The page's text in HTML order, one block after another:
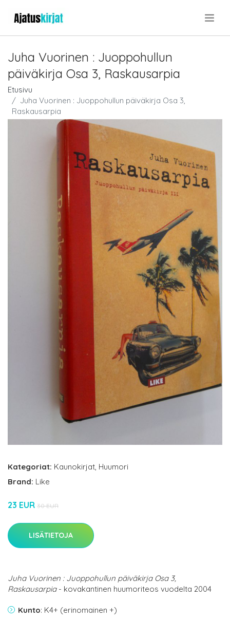
Juha Vuorinen : Juoppohullun
päiväkirja Osa 3, Raskausarpia
Etusivu
Juha Vuorinen : Juoppohullun päiväkirja Osa 3,
Raskausarpia
Kategoriat: Kaunokirjat, Huumori
Brand: Like
23 EUR 30 EUR
LISÄTIETOJA
Juha Vuorinen : Juoppohullun päiväkirja Osa 3,
Raskausarpia- kovakantinen huumoriteos vuodelta 2004
Kunto: K4+ (erinomainen +)